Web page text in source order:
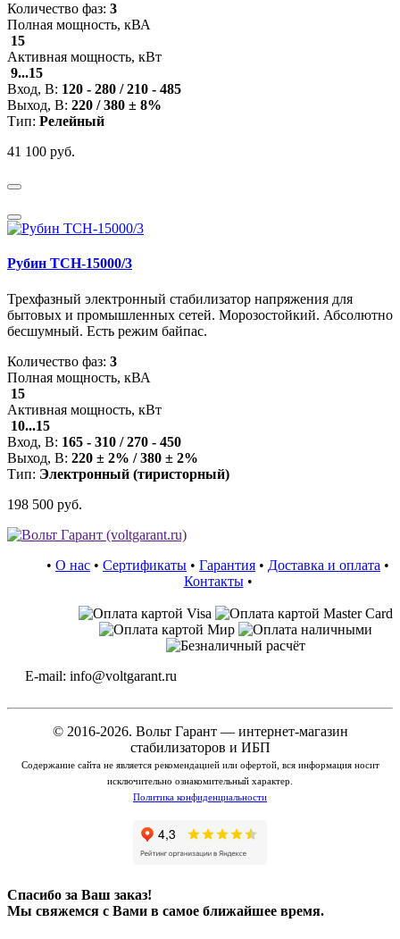
Количество фаз: 3
Полная мощность, кВА
15
Активная мощность, кВт
9...15
Вход, В: 120 - 280 / 210 - 485
Выход, В: 220 / 380 ± 8%
Тип: Релейный
41 100 руб.
Рубин ТСН-15000/3
Трехфазный электронный стабилизатор напряжения для
бытовых и промышленных сетей. Морозостойкий. Абсолютно
бесшумный. Есть режим байпас.
Количество фаз: 3
Полная мощность, кВА
15
Активная мощность, кВт
10...15
Вход, В: 165 - 310 / 270 - 450
Выход, В: 220 ± 2% / 380 ± 2%
Тип: Электронный (тиристорный)
198 500 руб.
• О нас • Сертификаты • Гарантия • Доставка и оплата •
Контакты•
E-mail: info@voltgarant.ru
© 2016-2026. Вольт Гарант — интернет-магазин
стабилизаторов и ИБП
Содержание сайта не является рекомендацией или офертой, вся информация носит
исключительно ознакомительный характер.
Политика конфиденциальности
Спасибо за Ваш заказ!
Мы свяжемся с Вами в самое ближайшее время.